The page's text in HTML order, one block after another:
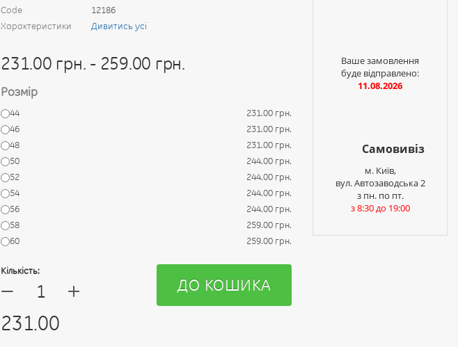
Code
12186
Характеристики
Дивитись усі
231.00 грн. - 259.00 грн.
Розмір
44
231.00 грн.
46
231.00 грн.
48
231.00 грн.
50
244.00 грн.
52
244.00 грн.
54
244.00 грн.
56
244.00 грн.
58
259.00 грн.
60
259.00 грн.
Кількість:
— +
231.00
ДО КОШИКА
Ваше замовлення
буде відправлено:
11.08.2026
Самовивіз
м. Київ,
вул. Автозаводська 2
з пн. по пт.
з 8:30 до 19:00